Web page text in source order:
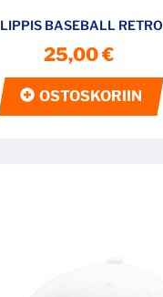
LIPPIS BASEBALL RETRO
25,00 €
OSTOSKORIIN